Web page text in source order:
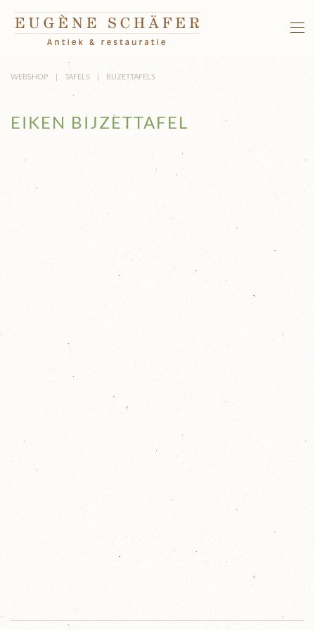
Terug naar hoofdinhoud
WEBSHOP TAFELS BIJZETTAFELS
EIKEN BIJZETTAFEL